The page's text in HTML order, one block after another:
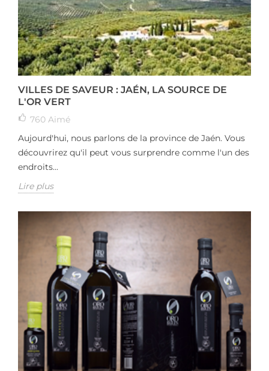
VILLES DE SAVEUR : JAÉN, LA SOURCE DE
L'OR VERT
760 Aimé
Aujourd'hui, nous parlons de la province de Jaén. Vous
découvrirez qu'il peut vous surprendre comme l'un des
endroits...
Lire plus